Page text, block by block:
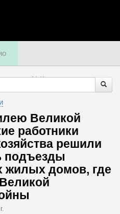
14:41
Великой
работники
решили
подъезды
жилых домов, где